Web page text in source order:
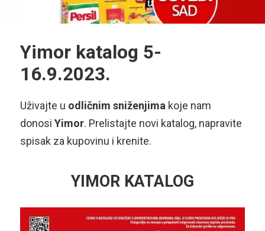
Yimor katalog 5-
16.9.2023.
Uživajte u odličnim sniženjima koje nam
donosi Yimor. Prelistajte novi katalog, napravite
spisak za kupovinu i krenite.
YIMOR KATALOG